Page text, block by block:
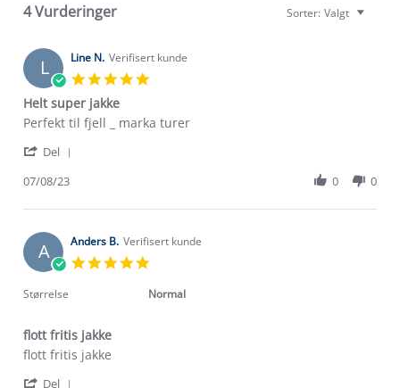
4 Vurderinger Sorter: Valgt
L Line N. Verifisert kunde
Helt super jakke
Review
Line
on
Aug
review
Helt
jakke
Perfekt til fjell _ marka turer
Del
Line
on
7
Aug
07/08/23 0 0
A Anders B. Verifisert kunde
rating
Størrelse Normal
flott fritis jakke
Review
Anders
review
flott
flott fritis jakke
Del